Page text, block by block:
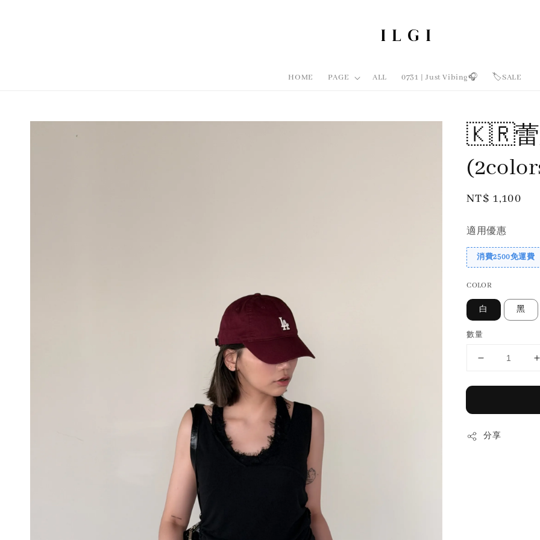
HOME PAGE ALL 0731 | Just Vibing🎧 🏷️SALE
🇰🇷蕾
Regular
NT$ 1,100
適用優惠
消費2500免運費
COLOR
白 黑
數量
分享